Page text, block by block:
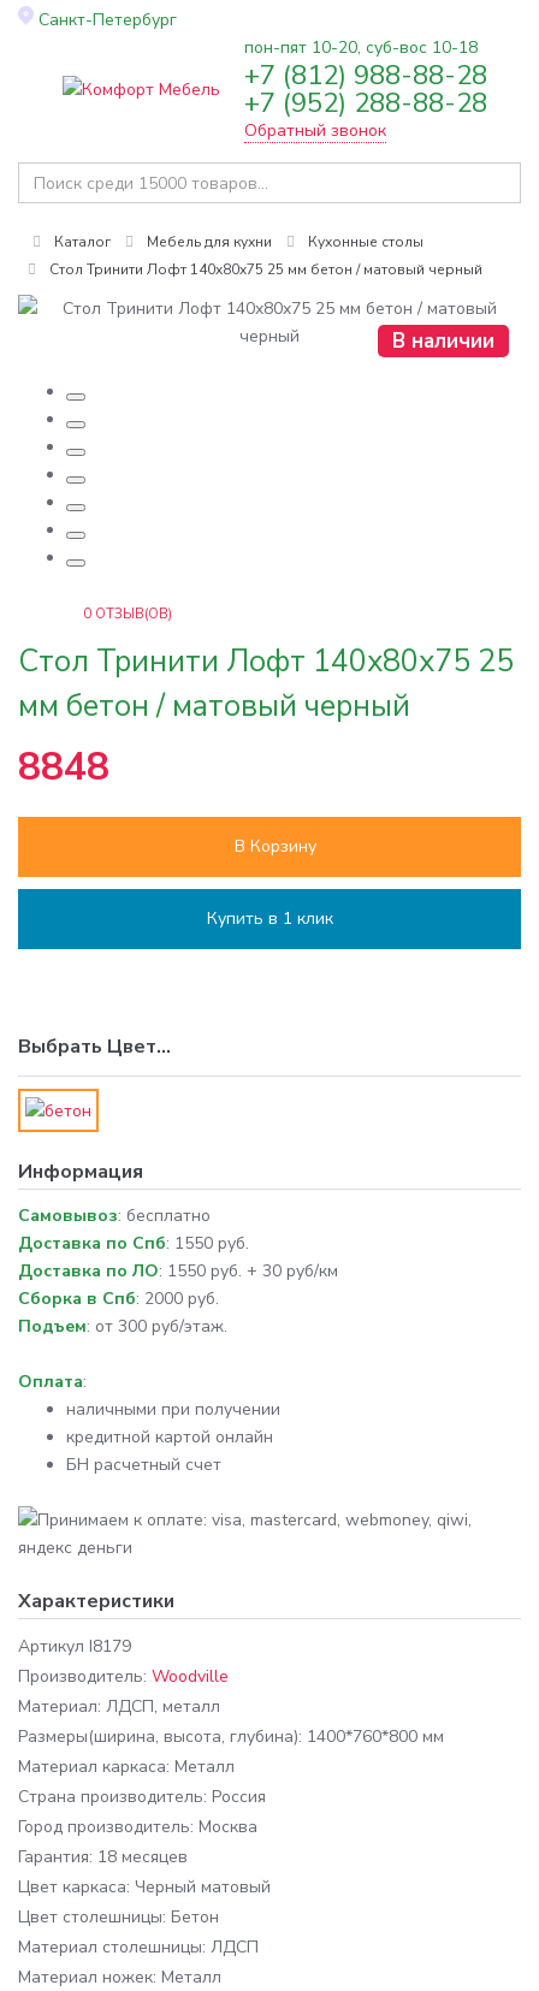
Санкт-Петербург
Toggle
пон-пят 10-20, суб-вос 10-18
+7 (812) 988-88-28
+7 (952) 288-88-28
Обратный звонок
Каталог Мебель для кухни
Кухонные столы
Стол Тринити Лофт 140x80x75 25 мм бетон / матовый черный
В наличии
0 ОТЗЫВ(ОВ)
Стол Тринити Лофт 140x80x75 25
мм бетон / матовый черный
8848
В Корзину
Купить в 1 клик
Выбрать Цвет...
Информация
Самовывоз: бесплатно
Доставка по Спб: 1550 руб.
Доставка по ЛО: 1550 руб. + 30 руб/км
Сборка в Спб: 2000 руб.
Подъем: от 300 руб/этаж.
Оплата:
наличными при получении
кредитной картой онлайн
БН расчетный счет
Характеристики
Артикул I8179
Производитель: Woodville
Материал: ЛДСП, металл
Размеры(ширина, высота, глубина): 1400*760*800 мм
Материал каркаса: Металл
Cтрана производитель: Россия
Город производитель: Москва
Гарантия: 18 месяцев
Цвет каркаса: Черный матовый
Цвет столешницы: Бетон
Материал столешницы: ЛДСП
Материал ножек: Металл